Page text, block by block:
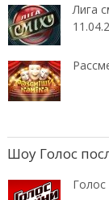
Лига
Шоу Голос
Голос